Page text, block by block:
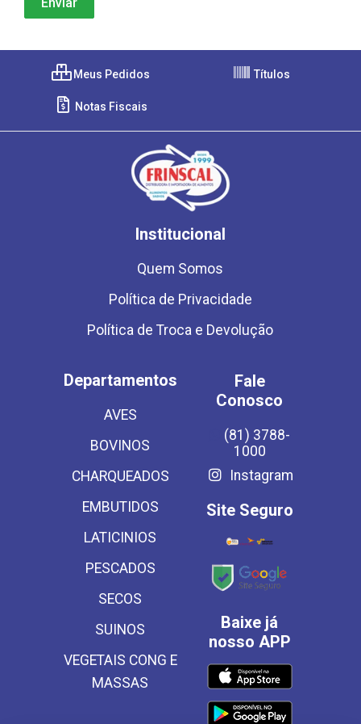
Meus Pedidos Títulos
Notas Fiscais
Institucional
Quem Somos
Política de Privacidade
Política de Troca e Devolução
Departamentos
AVES
BOVINOS
CHARQUEADOS
EMBUTIDOS
LATICINIOS
PESCADOS
SECOS
SUINOS
VEGETAIS CONG E
MASSAS
Fale
Conosco
(81) 3788-
1000
Instagram
Site Seguro
Baixe já
nosso APP